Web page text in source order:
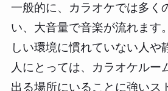
一般的に、カラオケでは多く
い、大音量で音楽が流れます
しい環境に慣れていない人や
人にとっては、カラオケルー
出る場所にいることに強いス